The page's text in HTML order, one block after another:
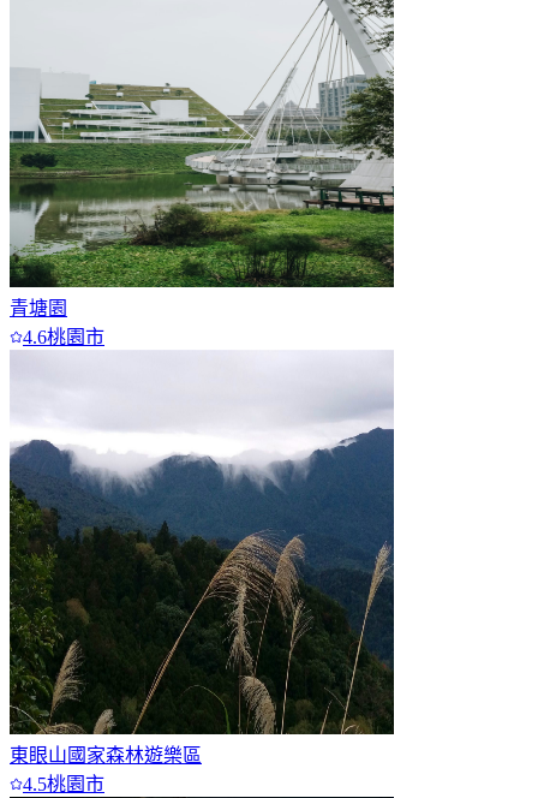
青塘園
4.6桃園市
東眼山國家森林遊樂區
4.5桃園市